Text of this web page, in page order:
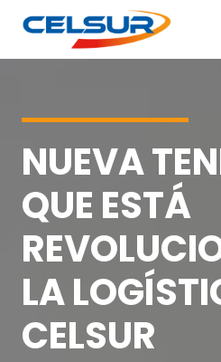
Celsur
Servicios logísticos
NUEVA
QUE ESTÁ
LA
CELSUR